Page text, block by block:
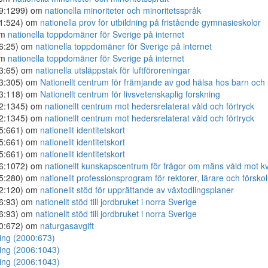
om nationella minoriteter och minoritetsspråk
om nationella prov för utbildning på fristående gymnasieskolor
nationella toppdomäner för Sverige på internet
om nationella toppdomäner för Sverige på internet
nationella toppdomäner för Sverige på internet
om nationella utsläppstak för luftföroreningar
om Nationellt centrum för främjande av god hälsa hos barn och
om Nationellt centrum för livsvetenskaplig forskning
om nationellt centrum mot hedersrelaterat våld och förtryck
om nationellt centrum mot hedersrelaterat våld och förtryck
om nationellt identitetskort
om nationellt identitetskort
om nationellt identitetskort
om nationellt kunskapscentrum för frågor om mäns våld mot
om nationellt professionsprogram för rektorer, lärare och
om nationellt stöd för upprättande av växtodlingsplaner
om nationellt stöd till jordbruket i norra Sverige
om nationellt stöd till jordbruket i norra Sverige
om naturgasavgift
(2000:673)
(2006:1043)
(2006:1043)